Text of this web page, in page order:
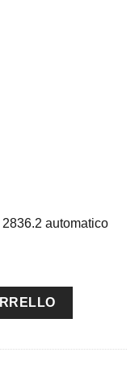
automatico
imitazione copia